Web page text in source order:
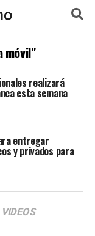
móvil"
realizará
esta semana
entregar
y privados para
VIDEOS